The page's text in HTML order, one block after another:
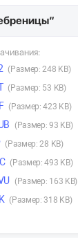
(Размер: 248 KB)
(Размер: 53 KB)
(Размер: 423 KB)
(Размер: 93 KB)
(Размер: 28 KB)
(Размер: 493 KB)
(Размер: 163 KB)
(Размер: 318 KB)